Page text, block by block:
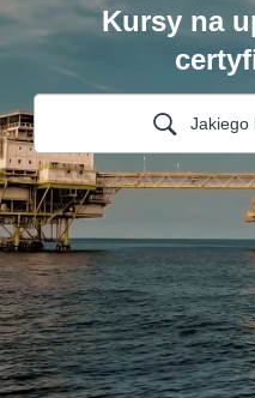
Kursy na
Jakiego